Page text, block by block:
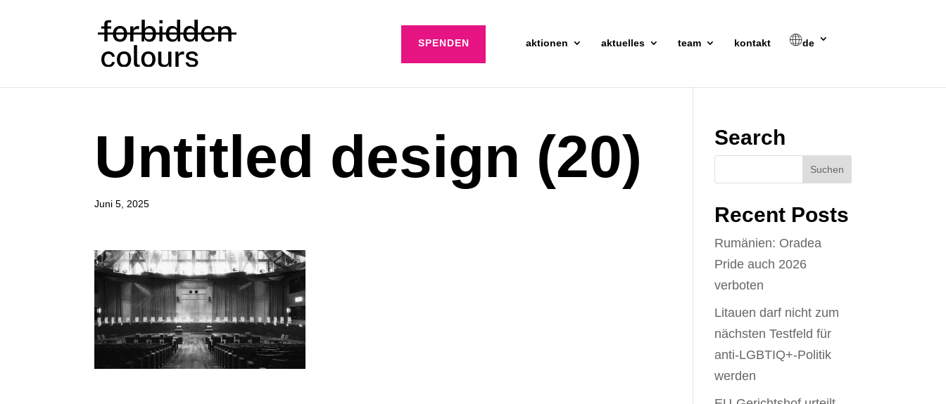
SPENDEN aktionen aktuelles team kontakt de
Untitled design (20)
Juni 5, 2025
Search
Recent Posts
Rumänien: Oradea
Pride auch 2026
verboten
Litauen darf nicht zum
nächsten Testfeld für
anti-LGBTIQ+-Politik
werden